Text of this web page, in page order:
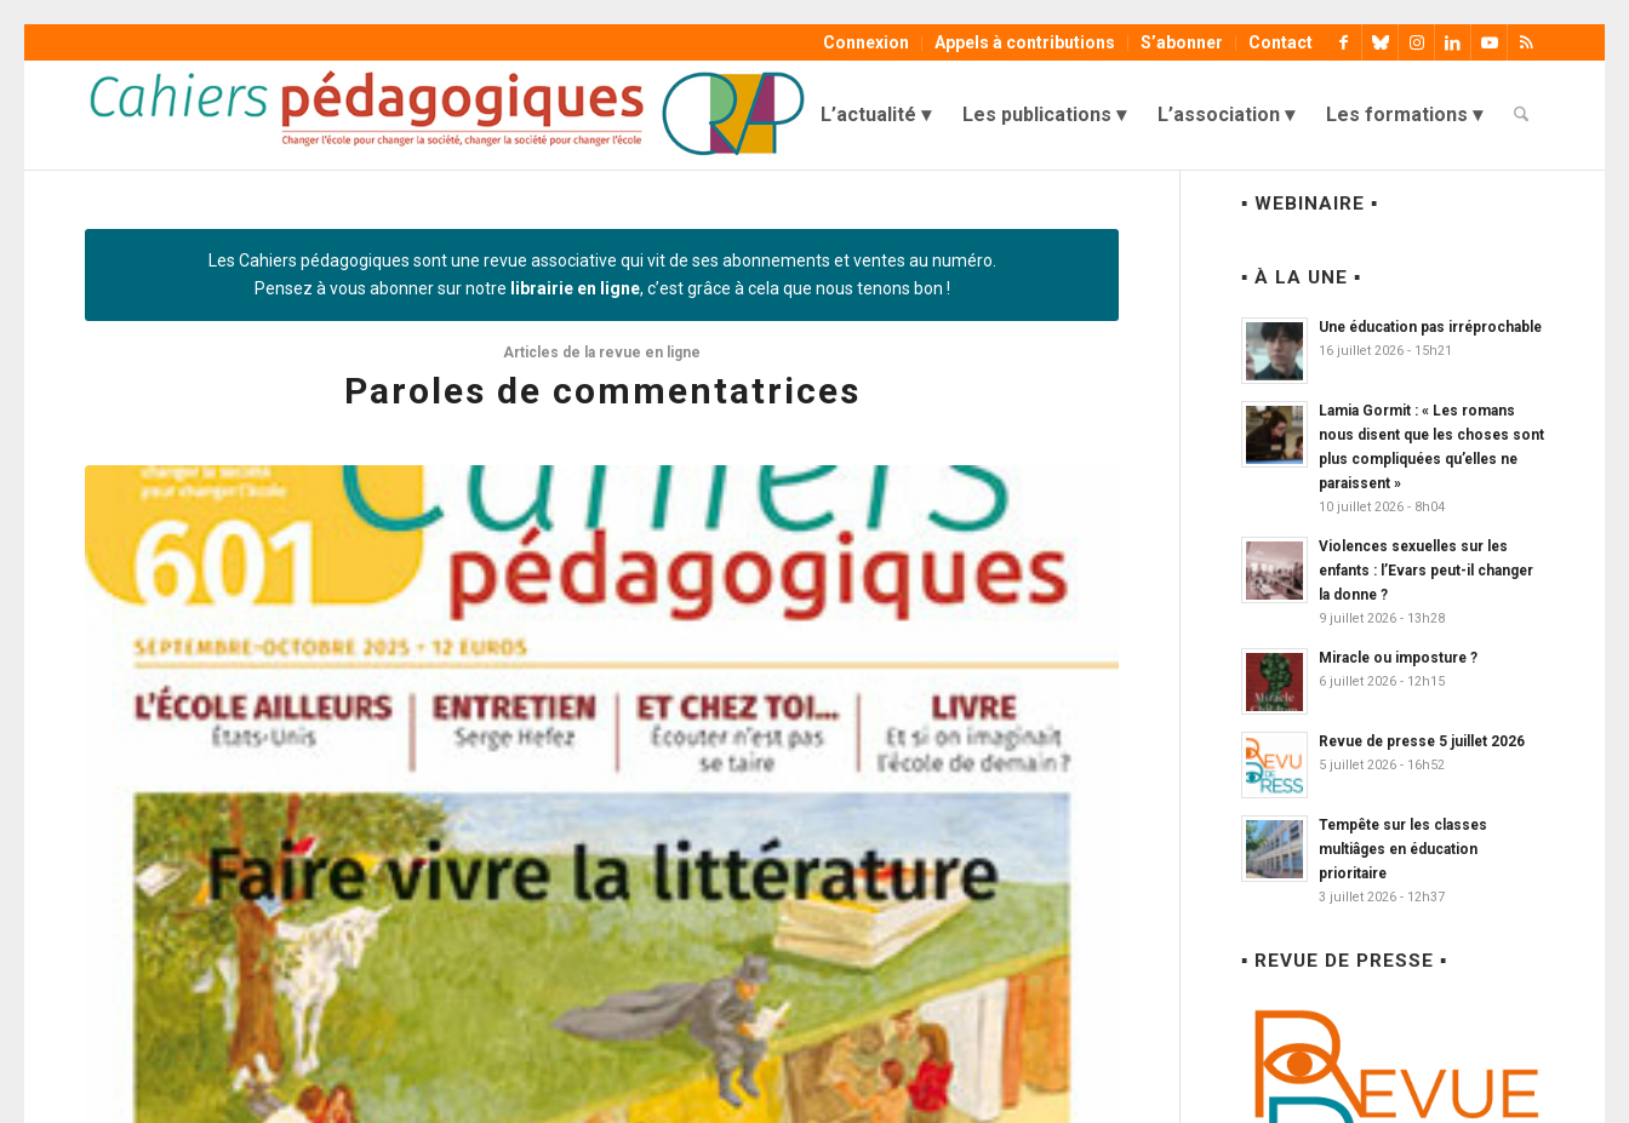
Connexion Appels à contributions S’abonner Contact
L’actualité Les publications L’association Les formations
Les Cahiers pédagogiques sont une revue associative qui vit de ses abonnements et ventes au numéro.
Pensez à vous abonner sur notre librairie en ligne, c’est grâce à cela que nous tenons bon !
Articles de la revue en ligne
Paroles de commentatrices
▪ WEBINAIRE ▪
▪ À LA UNE ▪
Une éducation pas irréprochable
16 juillet 2026 - 15h21
Lamia Gormit : « Les romans
nous disent que les choses sont
plus compliquées qu’elles ne
paraissent »
10 juillet 2026 - 8h04
Violences sexuelles sur les
enfants : l’Evars peut-il changer
la donne ?
9 juillet 2026 - 13h28
Miracle ou imposture ?
6 juillet 2026 - 12h15
Revue de presse 5 juillet 2026
5 juillet 2026 - 16h52
Tempête sur les classes
multiâges en éducation
prioritaire
3 juillet 2026 - 12h37
▪ REVUE DE PRESSE ▪